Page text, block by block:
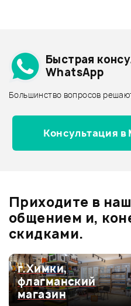
25 990 ₽
РЭКОВЫЙ ШКАФ PROEL
Отзывы
бонусов .
Оценка
Оценка3
Оценка2
Оценка1
Архив товаров - дороже
Архив товаров - новинки
Быстрая
WhatsApp
Большинство вопросов
Консультация в
Приходите в
общением и,
скидками.
г.Химки,
флагманский
магазин